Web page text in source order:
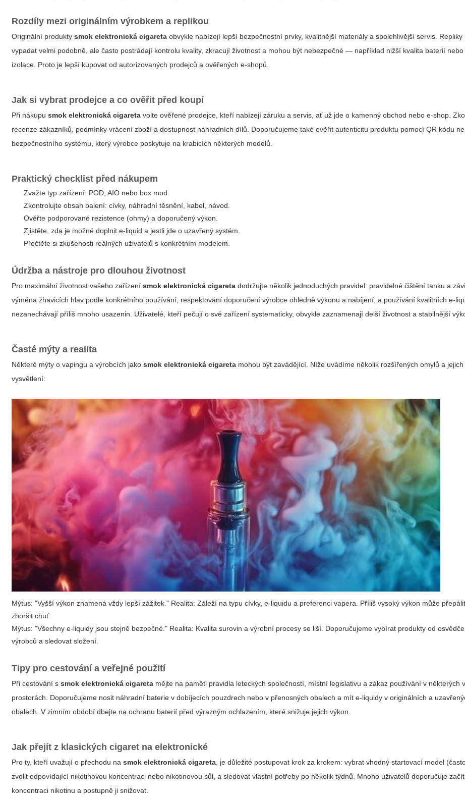
Rozdíly mezi originálním výrobkem a replikou
Originální produktysmok elektronická cigareta obvykle nabízejí lepší bezpečnostní prvky, kvalitnější materiály a spolehlivější servis. Repliky
vypadat velmi podobně, ale často postrádají kontrolu kvality, zkracují životnost a mohou být nebezpečné — například nižší kvalita baterií
izolace. Proto je lepší kupovat od autorizovaných prodejců a ověřených e-shopů.
Jak si vybrat prodejce a co ověřit před koupí
Při nákupusmok elektronická cigareta volte ověřené prodejce, kteří nabízejí záruku a servis, ať už jde o kamenný obchod nebo e-shop.
recenze zákazníků, podmínky vrácení zboží a dostupnost náhradních dílů. Doporučujeme také ověřit autenticitu produktu pomocí QR kódu
bezpečnostního systému, který výrobce poskytuje na krabicích některých modelů.
Praktický checklist před nákupem
Zvažte typ zařízení: POD, AIO nebo box mod.
Zkontrolujte obsah balení: cívky, náhradní těsnění, kabel, návod.
Ověřte podporované rezistence (ohmy) a doporučený výkon.
Zjistěte, zda je možné doplnit e-liquid a jestli jde o uzavřený systém.
Přečtěte si zkušenosti reálných uživatelů s konkrétním modelem.
Údržba a nástroje pro dlouhou životnost
Pro maximální životnost vašeho zařízenísmok elektronická cigareta dodržujte několik jednoduchých pravidel: pravidelné čištění tanku a
výměna žhavicích hlav podle konkrétního používání, respektování doporučení výrobce ohledně výkonu a nabíjení, a používání kvalitních e-
nezanechávají příliš mnoho usazenin. Uživatelé, kteří pečují o své zařízení systematicky, obvykle zaznamenají delší životnost a stabilnější
Časté mýty a realita
Některé mýty o vapingu a výrobcích jakosmok elektronická cigareta mohou být zavádějící. Níže uvádíme několik rozšířených omylů a
vysvětlení:
Mýtus: "Vyšší výkon znamená vždy lepší zážitek." Realita: Záleží na typu cívky, e-liquidu a preferenci vapera. Příliš vysoký výkon může
zhoršit chuť.
Mýtus: "Všechny e-liquidy jsou stejně bezpečné." Realita: Kvalita surovin a výrobní procesy se liší. Doporučujeme vybírat produkty od
výrobců a sledovat složení.
Tipy pro cestování a veřejné použití
Při cestování ssmok elektronická cigareta mějte na paměti pravidla leteckých společností, místní legislativu a zákaz používání v některých
prostorách. Doporučujeme nosit náhradní baterie v dobíjecích pouzdrech nebo v přenosných obalech a mít e-liquidy v originálních a
obalech. V zimním období dbejte na ochranu baterií před výrazným ochlazením, které snižuje jejich výkon.
Jak přejít z klasických cigaret na elektronické
Pro ty, kteří uvažují o přechodu nasmok elektronická cigareta , je důležité postupovat krok za krokem: vybrat vhodný startovací model
zvolit odpovídající nikotinovou koncentraci nebo nikotinovou sůl, a sledovat vlastní potřeby po několik týdnů. Mnoho uživatelů doporučuje
koncentraci nikotinu a postupně ji snižovat.